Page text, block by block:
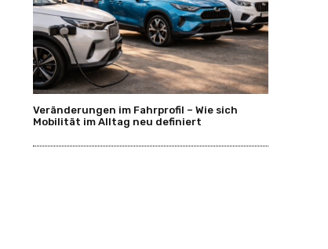
Veränderungen im Fahrprofil – Wie sich
Mobilität im Alltag neu definiert